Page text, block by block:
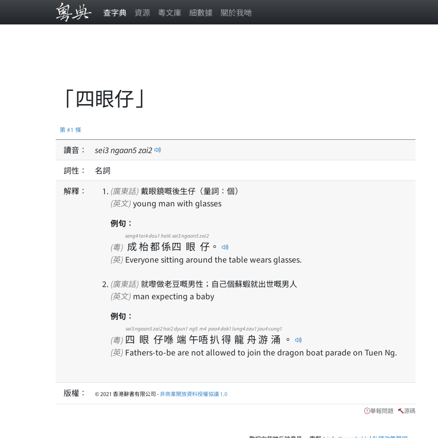
查字典 資源 粵文庫 細數據 關於我哋
「四眼仔」
第 #1 條
讀音： sei3ngaan5zai2
詞性：
名詞
解釋：
(廣東話) 戴眼鏡嘅後生仔（量詞：個）
(英文) young man with glasses
例句：
(粵) 成
seng4
枱
toi4
都
dou1
係
hai6
四
sei3
眼
ngaan5
仔
zai2
。
(英) Everyone sitting around the table wears glasses.
(廣東話) 就嚟做老豆嘅男性；自己個蘇蝦就出世嘅男人
(英文) man expecting a baby
例句：
(粵) 四
sei3
眼
ngaan5
仔
zai2
喺
hai2
端
dyun1
午
ng5
唔
m4
扒
paa4
得
dak1
龍
lung4
舟
zau1
游
jau4
涌
cung1
。
(英) Fathers-to-be are not allowed to join the dragon boat parade on Tuen Ng.
版權： © 2021 香港辭書有限公司 -非商業開放資料授權協議 1.0
舉報問題 源碼